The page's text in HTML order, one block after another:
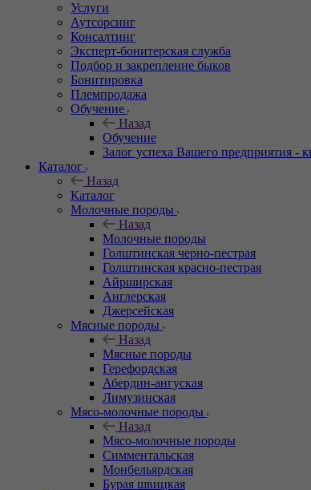
Услуги
Аутсорсинг
Консалтинг
Эксперт-бонитерская служба
Подбор и закрепление быков
Бонитировка
Племпродажа
Обучение
Назад
Обучение
Залог успеха Вашего предприятия -
Каталог
Назад
Каталог
Молочные породы
Назад
Молочные породы
Голштинская черно-пестрая
Голштинская красно-пестрая
Айрширская
Англерская
Джерсейская
Мясные породы
Назад
Мясные породы
Герефордская
Абердин-ангуская
Лимузинская
Мясо-молочные породы
Назад
Мясо-молочные породы
Симментальская
Монбельярдская
Бурая швицкая